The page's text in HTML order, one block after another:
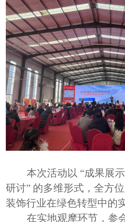
本次活动以 “成果展
研讨” 的多维形式，全方
装饰行业在绿色转型中的
在实地观摩环节，参